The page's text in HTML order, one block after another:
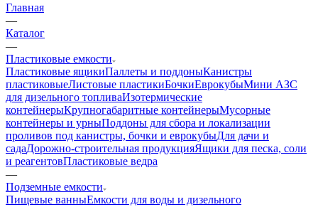
Главная
—
Каталог
—
Пластиковые емкости
Пластиковые ящикиПаллеты и поддоныКанистры
пластиковыеЛистовые пластикиБочкиЕврокубыМини АЗС
для дизельного топливаИзотермические
контейнерыКрупногабаритные контейнерыМусорные
контейнеры и урныПоддоны для сбора и локализации
проливов под канистры, бочки и еврокубыДля дачи и
садаДорожно-строительная продукцияЯщики для песка, соли
и реагентовПластиковые ведра
—
Подземные емкости
Пищевые ванныЕмкости для воды и дизельного